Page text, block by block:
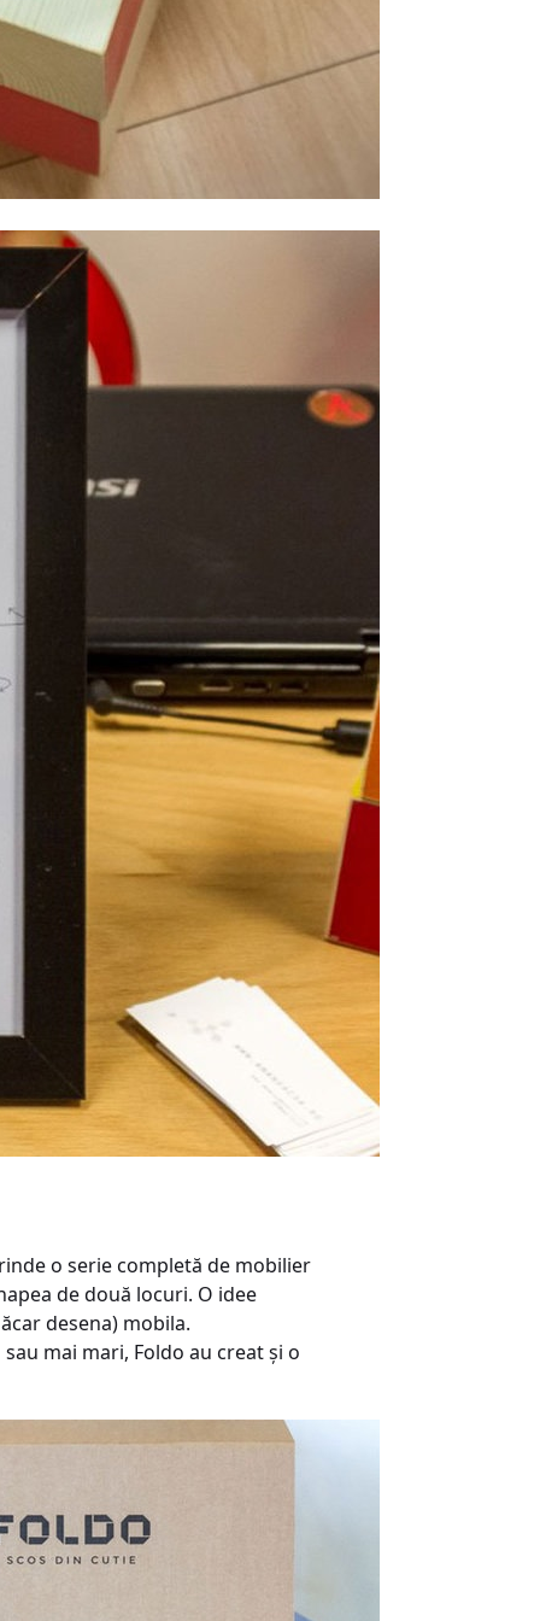
o serie completă de mobilier
de două locuri. O idee
desena) mobila.
mai mari, Foldo au creat şi o